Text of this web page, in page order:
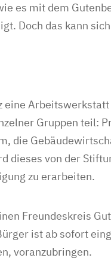
es mit dem
Doch das kann
eine
Gruppen teil:
die
dieses von der
zu erarbeiten.
Freundeskreis
ist ab sofort
voranzubringen.